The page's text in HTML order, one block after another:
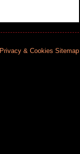
Privacy & Cookies Sitemap